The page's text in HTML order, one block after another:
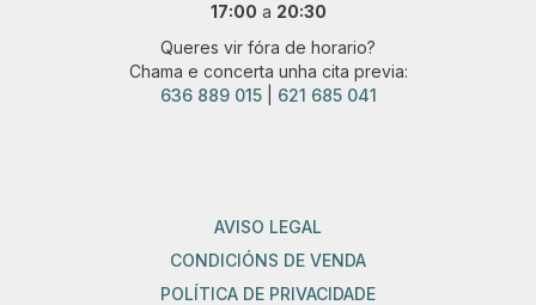
17:00 a 20:30
Queres vir fóra de horario?
Chama e concerta unha cita previa:
636 889 015| 621 685 041
AVISO LEGAL
CONDICIÓNS DE VENDA
POLÍTICA DE PRIVACIDADE